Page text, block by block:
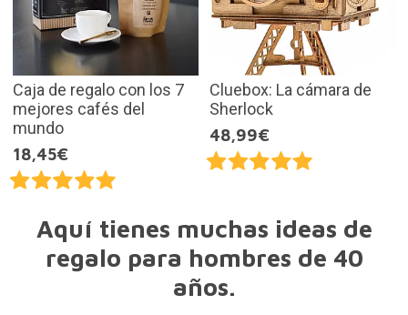
Caja de regalo con los 7
mejores cafés del
mundo
18,45€
Cluebox: La cámara de
Sherlock
48,99€
Aquí tienes muchas ideas de
regalo para hombres de 40
años.